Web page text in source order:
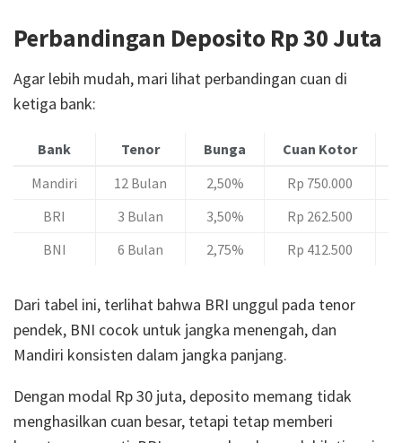
Perbandingan Deposito Rp 30 Juta
Agar lebih mudah, mari lihat perbandingan cuan di
ketiga bank:
Bank Tenor Bunga Cuan Kotor
Mandiri
12 Bulan 2,50% Rp 750.000
BRI
3 Bulan 3,50% Rp 262.500
BNI
6 Bulan 2,75% Rp 412.500
Dari tabel ini, terlihat bahwa BRI unggul pada tenor
pendek, BNI cocok untuk jangka menengah, dan
Mandiri konsisten dalam jangka panjang.
Dengan modal Rp 30 juta, deposito memang tidak
menghasilkan cuan besar, tetapi tetap memberi